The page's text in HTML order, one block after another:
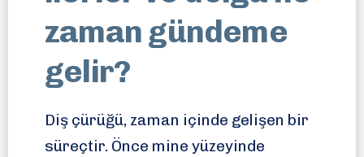
zaman gündeme
gelir?
Diş çürüğü, zaman içinde gelişen bir
süreçtir. Önce mine yüzeyinde